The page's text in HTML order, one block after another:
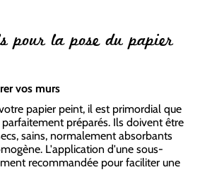
pour la pose du papier
vos murs
papier peint, il est primordial que
préparés. Ils doivent être
sains, normalement absorbants
L'application d'une sous-
recommandée pour faciliter une